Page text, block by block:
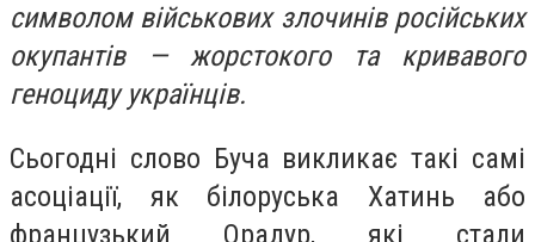
символом військових злочинів російських
окупантів — жорстокого та кривавого
геноциду українців.
Сьогодні слово Буча викликає такі самі
асоціації, як білоруська Хатинь або
французький Орадур, які стали